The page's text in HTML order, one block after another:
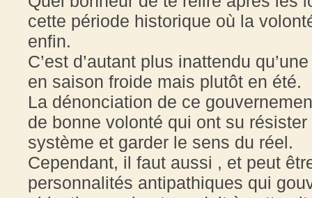
cette période historique où la
enfin.
C’est d’autant plus inattendu
en saison froide mais plutôt en été.
La dénonciation de ce
de bonne volonté qui ont su
système et garder le sens du réel.
Cependant, il faut aussi , et peut
personnalités antipathiques qui